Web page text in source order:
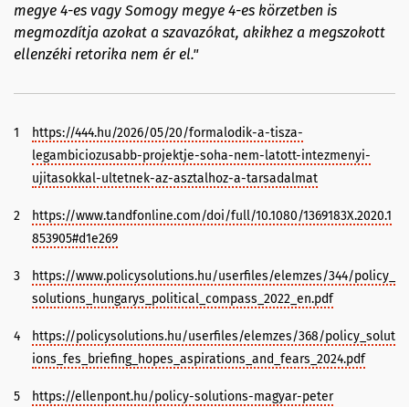
megye 4-es vagy Somogy megye 4-es körzetben is
megmozdítja azokat a szavazókat, akikhez a megszokott
ellenzéki retorika nem ér el."
1
https://444.hu/2026/05/20/formalodik-a-tisza-
legambiciozusabb-projektje-soha-nem-latott-intezmenyi-
ujitasokkal-ultetnek-az-asztalhoz-a-tarsadalmat
2
https://www.tandfonline.com/doi/full/10.1080/1369183X.2020.1
853905#d1e269
3
https://www.policysolutions.hu/userfiles/elemzes/344/policy_
solutions_hungarys_political_compass_2022_en.pdf
4
https://policysolutions.hu/userfiles/elemzes/368/policy_solut
ions_fes_briefing_hopes_aspirations_and_fears_2024.pdf
5 https://ellenpont.hu/policy-solutions-magyar-peter